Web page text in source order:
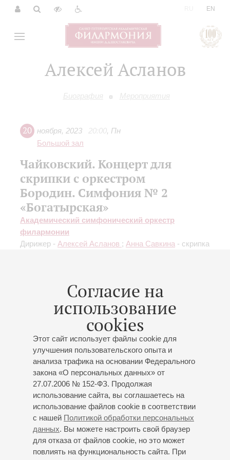
EN
Алексей Асланов
Биография Мероприятия
Согласие на
использование
cookies
Этот сайт использует файлы cookie для
улучшения пользовательского опыта и
анализа трафика на основании Федерального
закона «О персональных данных» от
27.07.2006 № 152-ФЗ. Продолжая
использование сайта, вы соглашаетесь на
использование файлов cookie в соответствии
с нашей Политикой обработки персональных
данных. Вы можете настроить свой браузер
для отказа от файлов cookie, но это может
повлиять на функциональность сайта. При
20 ноября, 2023 20:00, Пн
Большой зал
Чайковский. Концерт для
скрипки с оркестром
Бородин. Симфония № 2
«Богатырская»
Академический симфонический оркестр
филармонии
Дирижер - Алексей Асланов ; Анна Савкина - скрипка
апреля
Малый зал
Дирижер - Алексей Асланов
Солист - Сергей Ролдугин
Санкт-Петербургский государственный
симфонический оркестр «Классика»
Александр Канторов (художественный руководитель
и главный дирижёр)